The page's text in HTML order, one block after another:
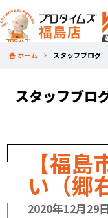
ホーム スタッフブログ
スタッフブロ
【福
い（郷
2020年12月29